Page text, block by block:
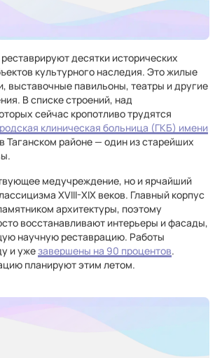
десятки исторических
культурного наследия. Это жилые
выставочные павильоны, театры и другие
В списке строений, над
сейчас кропотливо трудятся
клиническая больница (ГКБ) имени
в Таганском районе — один из старейших
медучреждение, но и ярчайший
XVIII-XIX веков. Главный корпус
архитектуры, поэтому
восстанавливают интерьеры и фасады,
научную реставрацию. Работы
и ужезавершены на 90 процентов.
планируют этим летом.